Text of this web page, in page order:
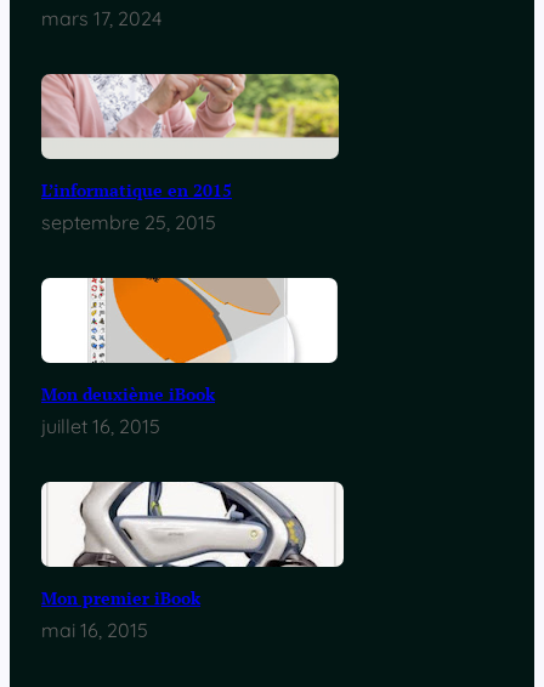
mars 17, 2024
L’informatique en 2015
septembre 25, 2015
Mon deuxième iBook
juillet 16, 2015
Mon premier iBook
mai 16, 2015